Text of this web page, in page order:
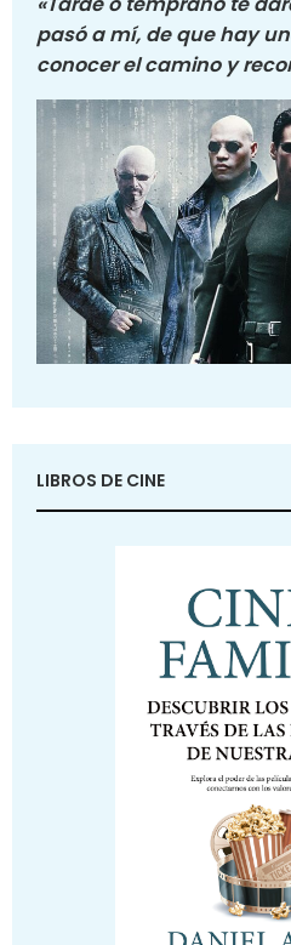
pasó a mí, de que hay
conocer el camino y
LIBROS DE CINE